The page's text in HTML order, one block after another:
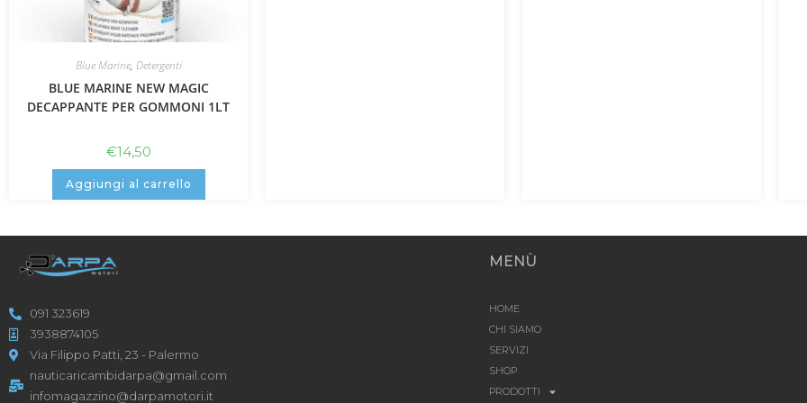
Blue Marine, Detergenti
BLUE MARINE NEW MAGIC
DECAPPANTE PER GOMMONI 1LT
€14,50
Aggiungi al carrello
091 323619
3938874105
Via Filippo Patti, 23 - Palermo
nauticaricambidarpa@gmail.com
infomagazzino@darpamotori.it
MENÙ
HOME
CHI SIAMO
SERVIZI
SHOP
PRODOTTI